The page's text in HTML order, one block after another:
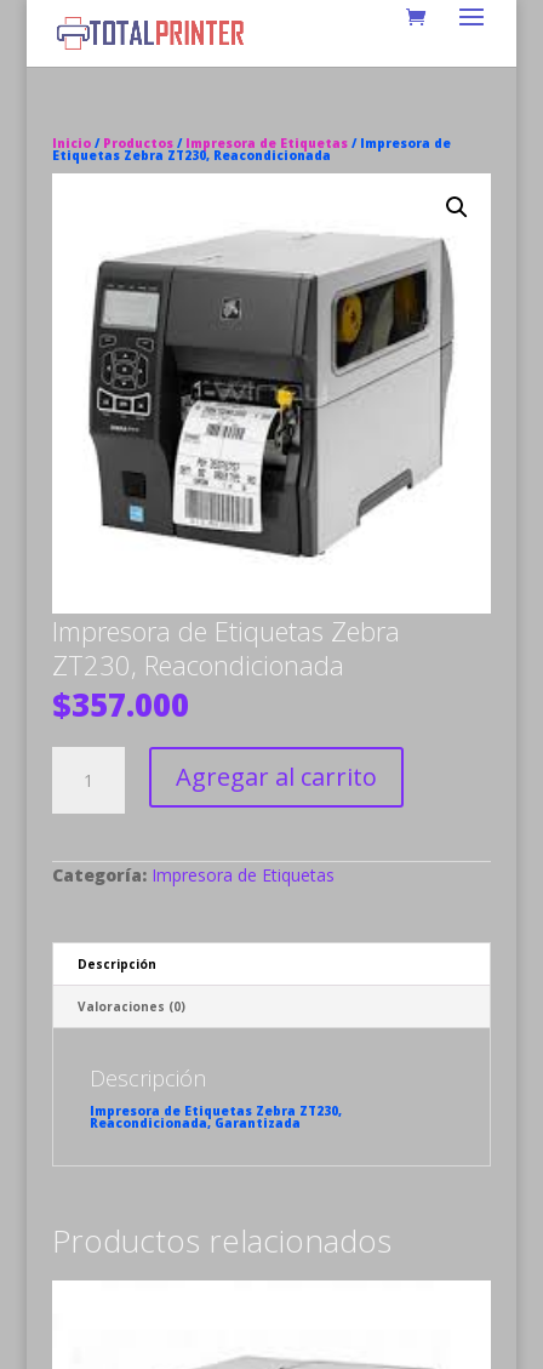
Inicio/ Productos/ Impresora de Etiquetas/ Impresora de
Etiquetas Zebra ZT230, Reacondicionada
Impresora de Etiquetas Zebra
ZT230, Reacondicionada
$357.000
Impresora
Etiquetas
Zebra
Reacondicionada
Agregar al carrito
Categoría: Impresora de Etiquetas
Descripción
Valoraciones (0)
Descripción
Impresora de Etiquetas Zebra ZT230,
Reacondicionada, Garantizada
Productos relacionados